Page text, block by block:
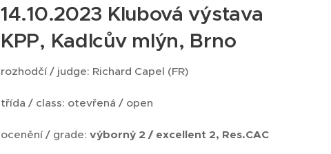
14.10.2023 Klubová výstava
KPP, Kadlcův mlýn, Brno
rozhodčí / judge: Richard Capel (FR)
třída / class: otevřená / open
ocenění / grade: výborný 2 / excellent 2, Res.CAC